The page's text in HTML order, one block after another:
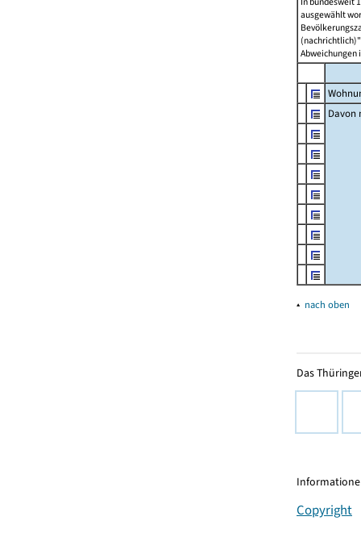
ausgewählt
Abweichungen
Davon
▴ nach oben
Das
Copyright